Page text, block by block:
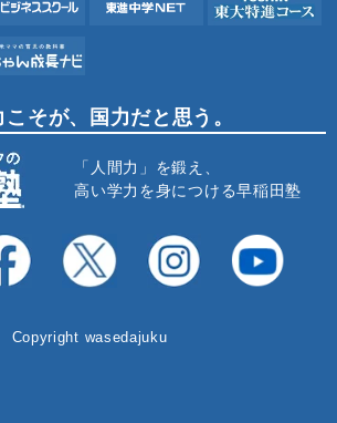
そが、国力だと思う。
「人間力」を鍛え、
高い学力を身につける早稲田塾
Copyright wasedajuku